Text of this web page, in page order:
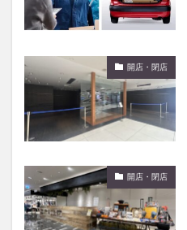
開店・閉店
開店・閉店